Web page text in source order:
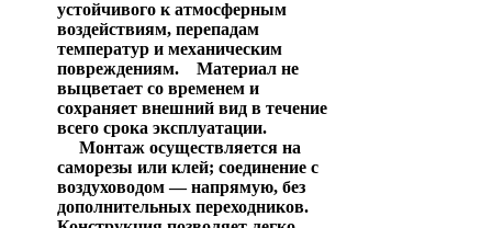
устойчивого к атмосферным
воздействиям, перепадам
температур и механическим
повреждениям. Материал не
выцветает со временем и
сохраняет внешний вид в течение
всего срока эксплуатации.
Монтаж осуществляется на
саморезы или клей; соединение с
воздуховодом — напрямую, без
дополнительных переходников.